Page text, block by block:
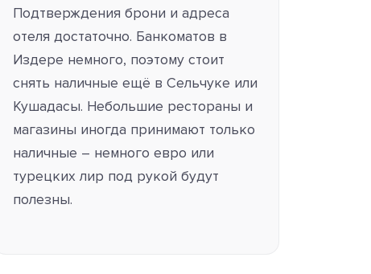
Подтверждения брони и адреса
отеля достаточно. Банкоматов в
Издере немного, поэтому стоит
снять наличные ещё в Сельчуке или
Кушадасы. Небольшие рестораны и
магазины иногда принимают только
наличные – немного евро или
турецких лир под рукой будут
полезны.